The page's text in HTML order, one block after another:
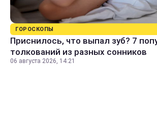
ГОРОСКОПЫ
Приснилось, что выпал зуб? 7
толкований из разных сонников
06 августа 2026, 14:21